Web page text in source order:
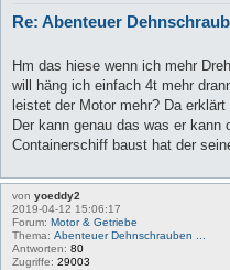
Re: Abenteuer
Hm das hiese wenn ich mehr
will häng ich einfach 4t mehr
leistet der Motor mehr? Da
Der kann genau das was er kann
Containerschiff baust hat der
von yoeddy2
2019-04-12 15:06:17
Forum: Motor & Getriebe
Thema: Abenteuer Dehnschrauben ...
Antworten: 80
Zugriffe: 29003